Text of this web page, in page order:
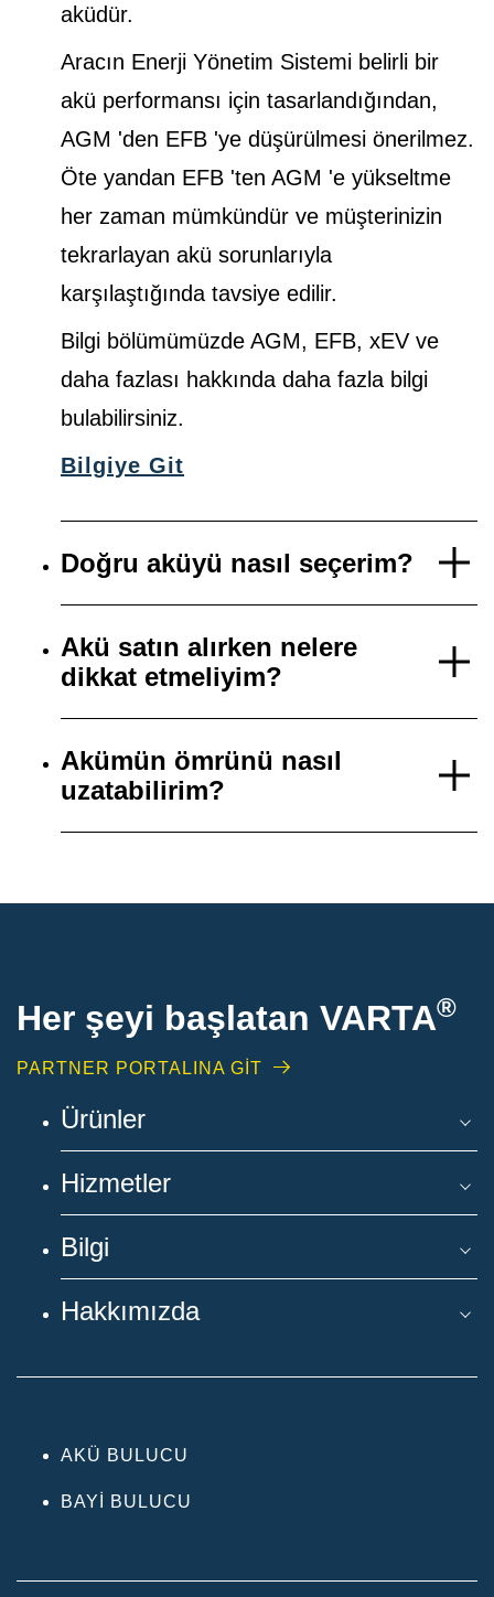
aküdür.
Aracın Enerji Yönetim Sistemi belirli bir
akü performansı için tasarlandığından,
AGM 'den EFB 'ye düşürülmesi önerilmez.
Öte yandan EFB 'ten AGM 'e yükseltme
her zaman mümkündür ve müşterinizin
tekrarlayan akü sorunlarıyla
karşılaştığında tavsiye edilir.
Bilgi bölümümüzde AGM, EFB, xEV ve
daha fazlası hakkında daha fazla bilgi
bulabilirsiniz.
Bilgiye Git
Doğru aküyü nasıl seçerim?
Akü satın alırken nelere
dikkat etmeliyim?
Akümün ömrünü nasıl
uzatabilirim?
Her şeyi başlatan VARTA®
PARTNER PORTALINA GİT
Ürünler
Hizmetler
Bilgi
Hakkımızda
AKÜ BULUCU
BAYI BULUCU